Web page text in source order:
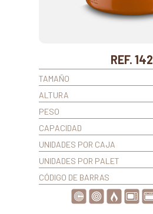
REF. 142
TAMAÑO
ALTURA
PESO
CAPACIDAD
UNIDADES POR CAJA
UNIDADES POR PALET
CÓDIGO DE BARRAS